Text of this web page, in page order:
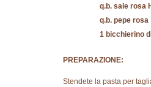
q.b. sale rosa
q.b. pepe rosa
1 bicchierino
PREPARAZIONE:
Stendete la pasta per